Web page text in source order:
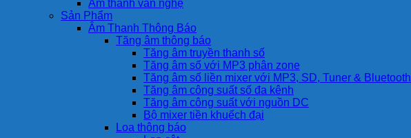
Âm thanh văn nghệ
Sản Phẩm
Âm Thanh Thông Báo
Tăng âm thông báo
Tăng âm truyền thanh số
Tăng âm số với MP3 phân zone
Tăng âm số liền mixer với MP3, SD, Tuner & Bluetooth
Tăng âm công suất số đa kênh
Tăng âm công suất với nguồn DC
Bộ mixer tiền khuếch đại
Loa thông báo